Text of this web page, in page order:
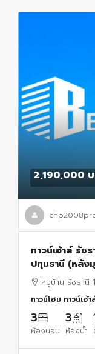
2,190,000
ทาวน์เฮ้าส์ รัช
ปทุมธานี (หลัง
หมู่บ้าน รัชธานี
ทาวน์โฮม ทาวน์เฮ้า
3
ห้องนอน
3
ห้องน้ำ